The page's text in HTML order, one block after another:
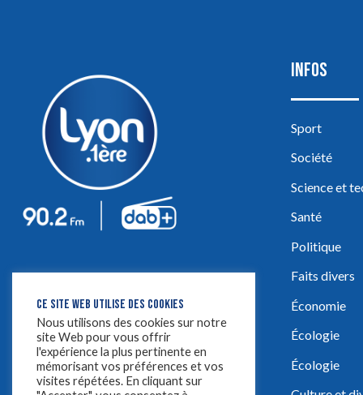
INFOS
Sport
Société
Science et
Santé
Politique
Faits divers
Économie
Écologie
Écologie
CE SITE WEB UTILISE DES COOKIES
Nous utilisons des cookies sur notre
site Web pour vous offrir
l'expérience la plus pertinente en
mémorisant vos préférences et vos
visites répétées. En cliquant sur